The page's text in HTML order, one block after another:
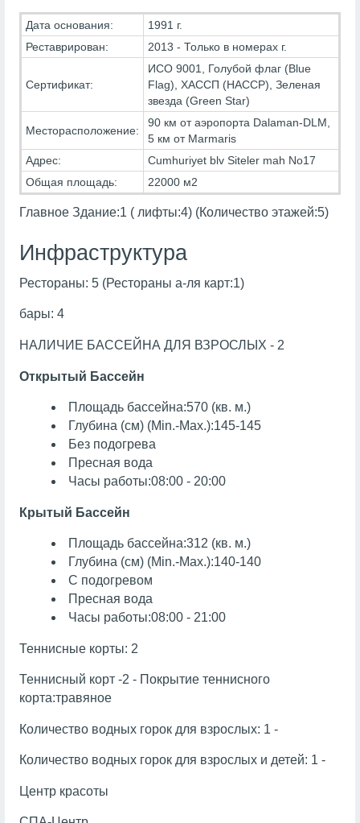
Дата основания:
1991 г.
Реставрирован:
2013 - Только в номерах г.
Сертификат:
ИСО 9001, Голубой флаг (Blue
Flag), ХАССП (HACCP), Зеленая
звезда (Green Star)
Месторасположение:
90 км от аэропорта Dalaman-DLM,
5 км от Marmaris
Адрес:
Cumhuriyet blv Siteler mah No17
Общая площадь:
22000 м2
Главное Здание:1 ( лифты:4) (Количество этажей:5)
Инфраструктура
Рестораны: 5 (Рестораны а-ля карт:1)
бары: 4
НАЛИЧИЕ БАССЕЙНА ДЛЯ ВЗРОСЛЫХ - 2
Открытый Бассейн
Площадь бассейна:570 (кв. м.)
Глубина (см) (Min.-Max.):145-145
Без подогрева
Пресная вода
Часы работы:08:00 - 20:00
Крытый Бассейн
Площадь бассейна:312 (кв. м.)
Глубина (см) (Min.-Max.):140-140
С подогревом
Пресная вода
Часы работы:08:00 - 21:00
Теннисные корты: 2
Теннисный корт -2 - Покрытие теннисного
корта:травяное
Количество водных горок для взрослых: 1 -
Количество водных горок для взрослых и детей: 1 -
Центр красоты